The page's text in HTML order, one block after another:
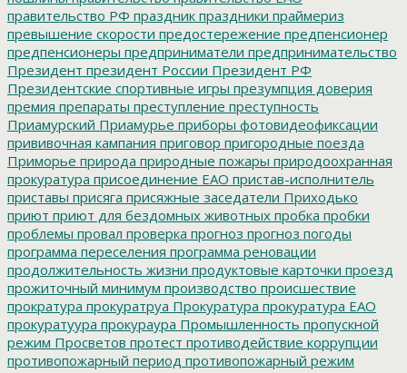
правительство РФ праздник праздники праймериз
превышение скорости предостережение предпенсионер
предпенсионеры предприниматели предпринимательство
Президент президент России Президент РФ
Президентские спортивные игры презумпция доверия
премия препараты преступление преступность
Приамурский Приамурье приборы фотовидеофиксации
прививочная кампания приговор пригородные поезда
Приморье природа природные пожары природоохранная
прокуратура присоединение ЕАО пристав-исполнитель
приставы присяга присяжные заседатели Приходько
приют приют для бездомных животных пробка пробки
проблемы провал проверка прогноз прогноз погоды
программа переселения программа реновации
продолжительность жизни продуктовые карточки проезд
прожиточный минимум производство происшествие
прократура прокуратруа Прокуратура прокуратура ЕАО
прокуратуура прокураура Промышленность пропускной
режим Просветов протест противодействие коррупции
противопожарный период противопожарный режим